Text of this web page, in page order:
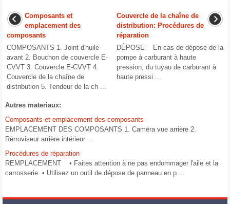
Composants et
emplacement des
composants
COMPOSANTS 1. Joint d'huile
avant 2. Bouchon de couvercle E-
CVVT 3. Couvercle E-CVVT 4.
Couvercle de la chaîne de
distribution 5. Tendeur de la ch ...
Couvercle de la chaîne de
distribution: Procédures de
réparation
DÉPOSE En cas de dépose de la
pompe à carburant à haute
pression, du tuyau de carburant à
haute pressi ...
Autres materiaux:
Composants et emplacement des composants
EMPLACEMENT DES COMPOSANTS 1. Caméra vue arrière 2.
Rérroviseur arrière intérieur ...
Procédures de réparation
REMPLACEMENT • Faites attention à ne pas endommager l'aile et la
carrosserie. • Utilisez un outil de dépose de panneau en p ...